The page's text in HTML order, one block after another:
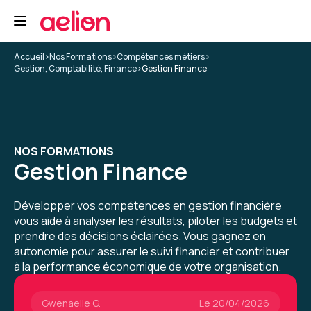
Accueil>Nos Formations>Compétences métiers>
Gestion, Comptabilité, Finance>Gestion Finance
NOS FORMATIONS
Gestion Finance
Développer vos compétences en gestion financière
vous aide à analyser les résultats, piloter les budgets et
prendre des décisions éclairées. Vous gagnez en
autonomie pour assurer le suivi financier et contribuer
à la performance économique de votre organisation.
Formation : Savoir lire et comprendre un bilan
5
Bonne formation, en petit comité c'était un
plus.
efficace
Formation : Savoir lire et comprendre un bilan
Gwenaelle G. Le 20/04/2026